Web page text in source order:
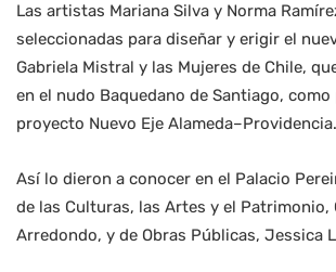
Las artistas Mariana Silva y Norma
seleccionadas para diseñar y erigir el
Gabriela Mistral y las Mujeres de Chile,
en el nudo Baquedano de Santiago, como
proyecto Nuevo Eje Alameda–Providencia.
Así lo dieron a conocer en el Palacio
de las Culturas, las Artes y el Patrimonio,
Arredondo, y de Obras Públicas, Jessica